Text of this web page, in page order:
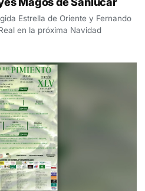
Estrella de Oriente y Fernando
en la próxima Navidad